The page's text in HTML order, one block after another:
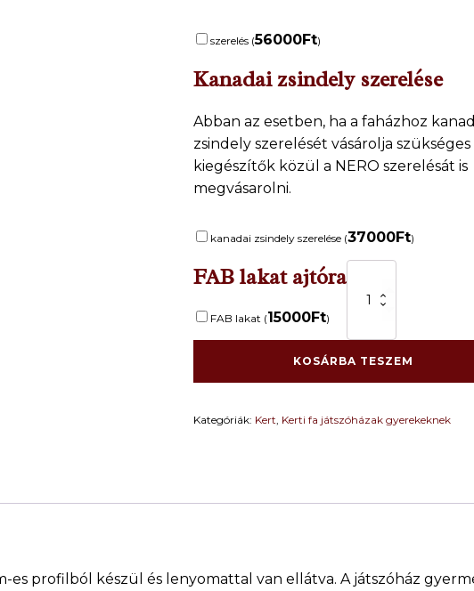
szerelés (56000Ft)
Kanadai zsindely szerelése
Abban az esetben, ha a faházhoz
zsindely szerelését vásárolja szükséges
kiegészítők közül a NERO szerelésát is
megvásarolni.
kanadai zsindely szerelése (37000Ft)
FAB lakat ajtóra
FAB lakat (15000Ft)
.Fa
játszóház
gyerekek
Ela
2,4
m
KOSÁRBA TESZEM
Kategóriák: Kert Kerti fa játszóházak gyerekeknek
es profilból készül és lenyomattal van ellátva. A játszóház